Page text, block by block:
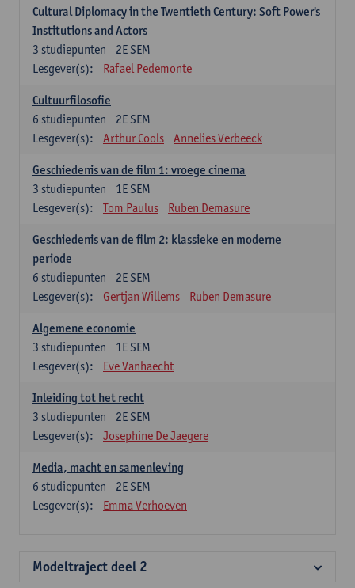
Cultural Diplomacy in the Twentieth Century: Soft Power's
Institutions and Actors
2E SEM
3 studiepunten
Lesgever(s):
Rafael Pedemonte
Cultuurfilosofie
2E SEM
6 studiepunten
Lesgever(s):
Arthur Cools Annelies Verbeeck
Geschiedenis van de film 1: vroege cinema
1E SEM
3 studiepunten
Lesgever(s):
Tom Paulus Ruben Demasure
Geschiedenis van de film 2: klassieke en moderne
periode
2E SEM
6 studiepunten
Lesgever(s):
Gertjan Willems Ruben Demasure
Algemene economie
1E SEM
3 studiepunten
Lesgever(s):
Eve Vanhaecht
Inleiding tot het recht
2E SEM
3 studiepunten
Lesgever(s):
Josephine De Jaegere
Media, macht en samenleving
2E SEM
6 studiepunten
Lesgever(s):
Emma Verhoeven
Modeltraject deel 2